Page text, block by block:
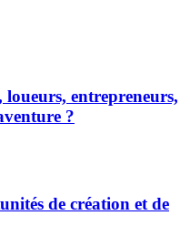
entrepreneurs,
?
de création et de